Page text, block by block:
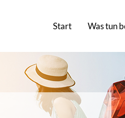
Start Was tun